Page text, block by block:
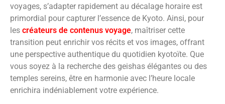
voyages, s’adapter rapidement au décalage horaire est
primordial pour capturer l’essence de Kyoto. Ainsi, pour
les créateurs de contenus voyage, maîtriser cette
transition peut enrichir vos récits et vos images, offrant
une perspective authentique du quotidien kyotoïte. Que
vous soyez à la recherche des geishas élégantes ou des
temples sereins, être en harmonie avec l’heure locale
enrichira indéniablement votre expérience.